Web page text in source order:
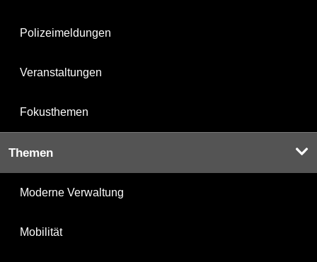
Polizeimeldungen
Veranstaltungen
Fokusthemen
Themen
Moderne Verwaltung
Mobilität